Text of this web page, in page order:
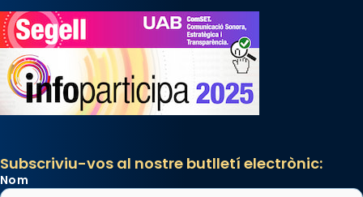
Subscriviu-vos al nostre butlletí electrònic:
Nom